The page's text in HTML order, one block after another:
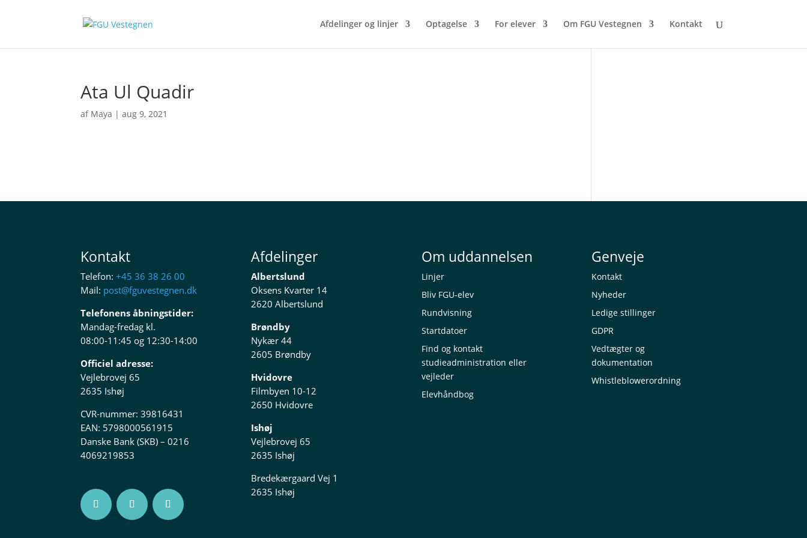
Afdelinger og linjer Optagelse For elever Om FGU Vestegnen Kontakt
Ata Ul Quadir
af Maya |aug 9, 2021
Kontakt
Telefon:+45 36 38 26 00
Mail: post@fguvestegnen.dk
Telefonens åbningstider:
Mandag-fredag kl.
08:00-11:45 og 12:30-14:00
Officiel adresse:
Vejlebrovej 65
2635 Ishøj
CVR-nummer: 39816431
EAN: 5798000561915
Danske Bank (SKB) – 0216
4069219853
Afdelinger
Albertslund
Oksens Kvarter 14
2620 Albertslund
Brøndby
Nykær 44
2605 Brøndby
Hvidovre
Filmbyen 10-12
2650 Hvidovre
Ishøj
Vejlebrovej 65
2635 Ishøj
Bredekærgaard Vej 1
2635 Ishøj
Om uddannelsen
Linjer
Bliv FGU-elev
Rundvisning
Startdatoer
Find og kontakt
studieadministration eller
vejleder
Elevhåndbog
Genveje
Kontakt
Nyheder
Ledige stillinger
GDPR
Vedtægter og
dokumentation
Whistleblowerordning